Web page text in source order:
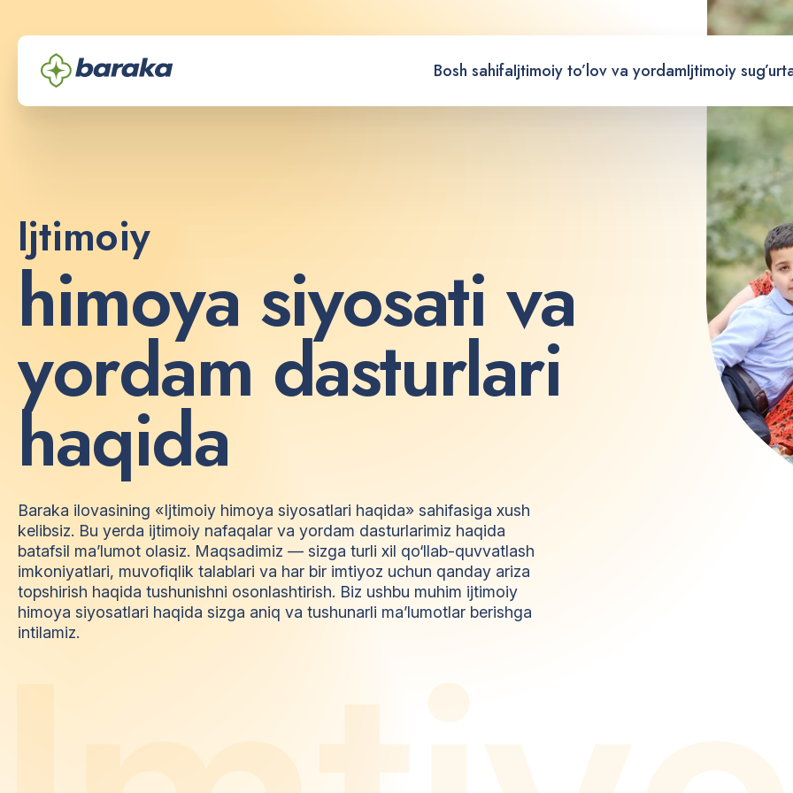
Bosh sahifaIjtimoiy to’lov va yordamIjtimoiy
Ijtimoiy
himoya siyosati va
yordam dasturlari
haqida
Baraka ilovasining «Ijtimoiy himoya siyosatlari haqida» sahifasiga xush
kelibsiz. Bu yerda ijtimoiy nafaqalar va yordam dasturlarimiz haqida
batafsil ma’lumot olasiz. Maqsadimiz — sizga turli xil qo‘llab-quvvatlash
imkoniyatlari, muvofiqlik talablari va har bir imtiyoz uchun qanday ariza
topshirish haqida tushunishni osonlashtirish. Biz ushbu muhim ijtimoiy
himoya siyosatlari haqida sizga aniq va tushunarli ma’lumotlar berishga
intilamiz.